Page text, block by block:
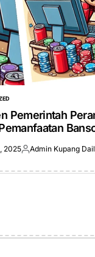
Pemerintah
2025Posted
Admin Kupang